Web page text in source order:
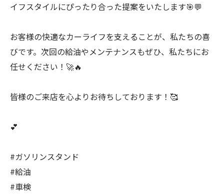
イフスタイルにぴったり合った提案をいたします🎯💬
お客様の快適なカーライフを支えることが、私たちの喜
びです。次回の給油やメンテナンスもぜひ、私たちにお
任せください！🚀🔥
皆様のご来店を心よりお待ちしております！🥰
💕
#ガソリンスタンド
#給油
#車検